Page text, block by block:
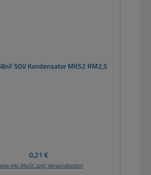
50V Kondensator MKS2 RM2,5
Regulärer Preis:
0,21 €
inkl. MwSt. zzgl. Versandkosten